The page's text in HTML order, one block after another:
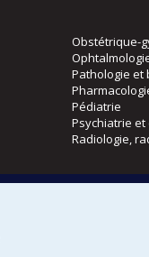
Obstétrique-
Pathologie et
Pédiatrie
Psychiatrie et
Radiologie,